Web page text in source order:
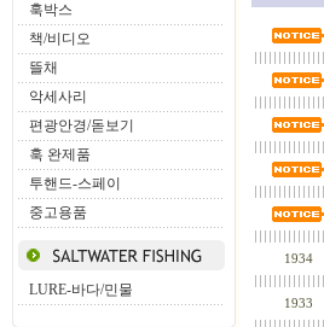
훅박스
책/비디오
뜰채
악세사리
편광안경/돋보기
훅 완제품
투핸드-스페이
중고용품
LURE-바다/민물
1934
1933